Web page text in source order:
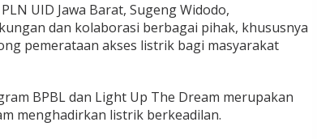
UID Jawa Barat, Sugeng Widodo,
dan kolaborasi berbagai pihak, khususnya
pemerataan akses listrik bagi masyarakat
BPBL dan Light Up The Dream merupakan
menghadirkan listrik berkeadilan.